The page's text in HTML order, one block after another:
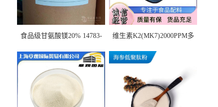
食品级甘氨酸镁20% 14783-
饮料 20%
维生素K2(MK7)2000PPM多
应